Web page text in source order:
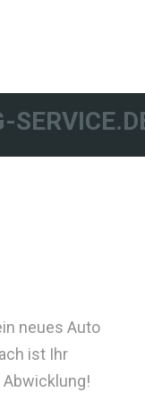
neues Auto
ist Ihr